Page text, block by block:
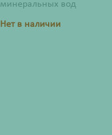
минеральных вод
Нет в наличии